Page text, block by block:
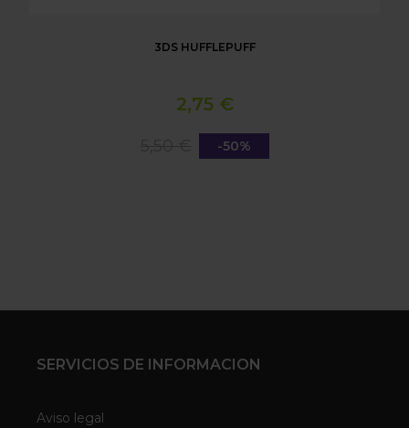
3DS HUFFLEPUFF
2,75 €
-50%
SERVICIOS DE INFORMACION
Aviso legal